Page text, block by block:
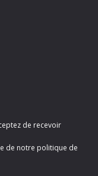
de recevoir
de notre politique de